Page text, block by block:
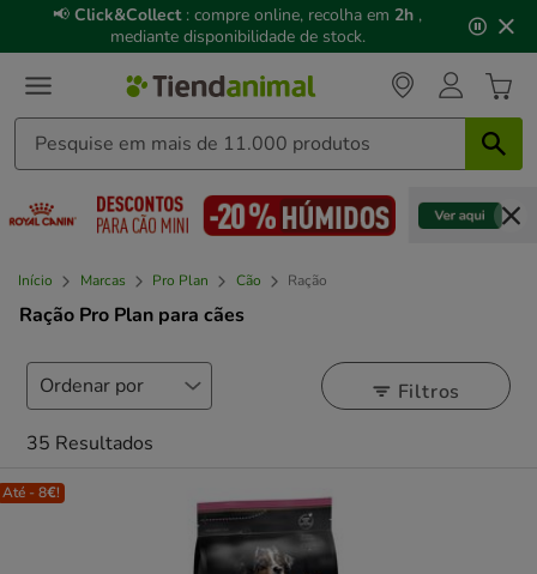
3,
mensagem,
📢 Click&Collect : compre online, recolha em 2h ,
mediante disponibilidade de stock.
Início Marcas Pro Plan Cão Ração
Ração Pro Plan para cães
Filtros
35 Resultados
Até - 8€!